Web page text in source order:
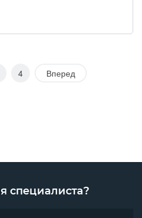
4 Вперед
специалиста?